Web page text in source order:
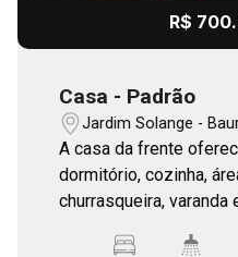
R$
Casa - Padrão
Jardim Solange -
A casa da frente
dormitório, cozinha,
churrasqueira, varanda